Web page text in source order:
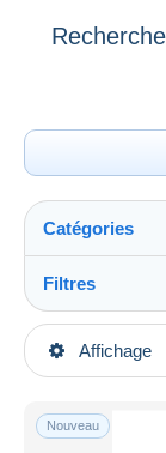
Affichage
Catégories
Catégories
Photos
Filtres
Types de vente
En cours
Prix fixes
Nouveau